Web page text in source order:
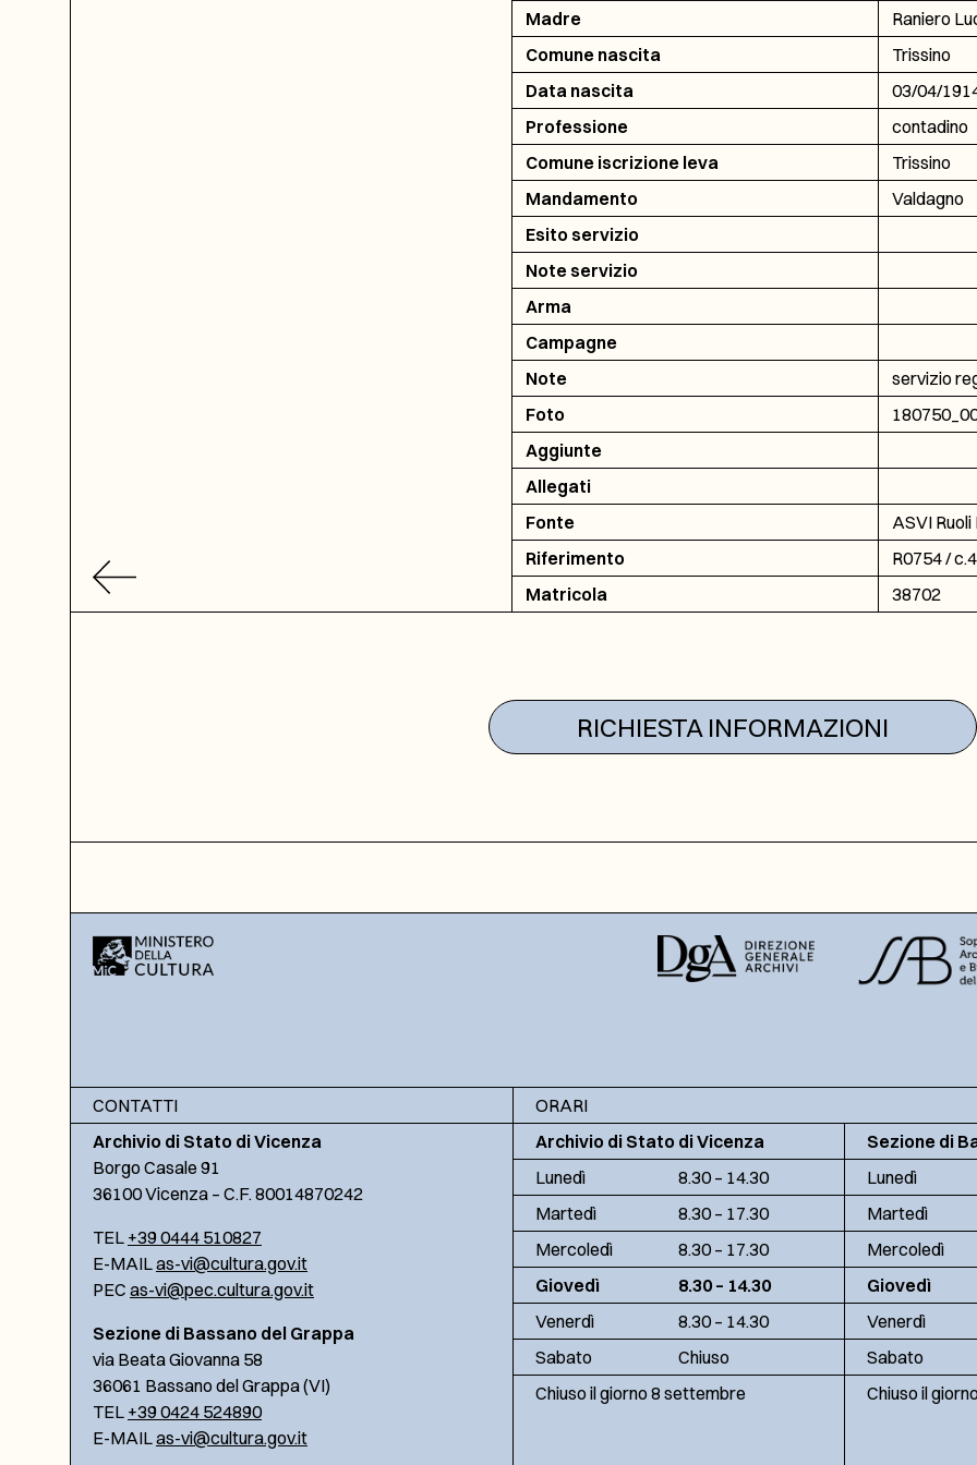
Madre
Raniero
Comune nascita
Trissino
Data nascita
03/04/
Professione
contadino
Comune iscrizione leva
Trissino
Mandamento
Valdagno
Esito servizio
Note servizio
Arma
Campagne
Note
servizio
Foto
Aggiunte
Allegati
Fonte
ASVI
Riferimento
R0754 /
Matricola
38702
RICHIESTA INFORMAZIONI
CONTATTI
Archivio di Stato di Vicenza
Borgo Casale 91
36100 Vicenza – C.F. 80014870242
TEL +39 0444 510827
E-MAILas-vi@cultura.gov.it
PEC as-vi@pec.cultura.gov.it
Sezione di Bassano del Grappa
via Beata Giovanna 58
36061 Bassano del Grappa (VI)
TEL +39 0424 524890
E-MAILas-vi@cultura.gov.it
ORARI
Archivio di Stato di Vicenza
Lunedì
8.30 – 14.30
Martedì
8.30 – 17.30
Mercoledì
8.30 – 17.30
Giovedì
8.30 – 14.30
Venerdì
8.30 – 14.30
Sabato
Chiuso
Chiuso il giorno 8 settembre
Sezione di
Lunedì
Martedì
Mercoledì
Giovedì
Venerdì
Sabato
Chiuso il